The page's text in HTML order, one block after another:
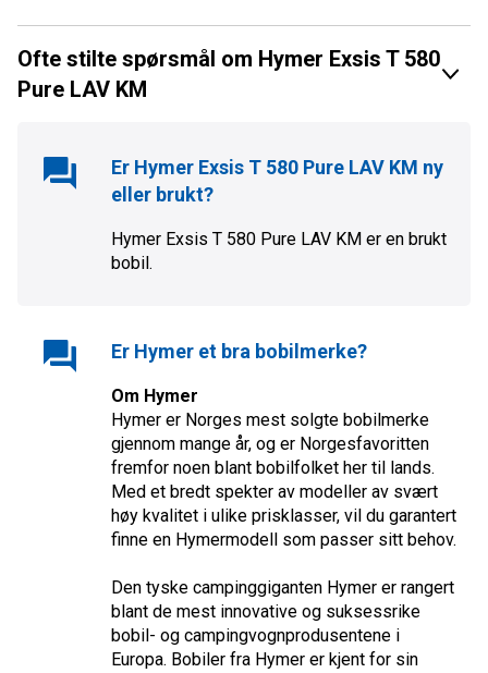
Ofte stilte spørsmål om Hymer Exsis T 580
Pure LAV KM
Er Hymer Exsis T 580 Pure LAV KM ny
eller brukt?
Hymer Exsis T 580 Pure LAV KM er en brukt
bobil.
Er Hymer et bra bobilmerke?
Om Hymer
Hymer er Norges mest solgte bobilmerke
gjennom mange år, og er Norgesfavoritten
fremfor noen blant bobilfolket her til lands.
Med et bredt spekter av modeller av svært
høy kvalitet i ulike prisklasser, vil du garantert
finne en Hymermodell som passer sitt behov.
Den tyske campinggiganten Hymer er rangert
blant de mest innovative og suksessrike
bobil- og campingvognprodusentene i
Europa. Bobiler fra Hymer er kjent for sin